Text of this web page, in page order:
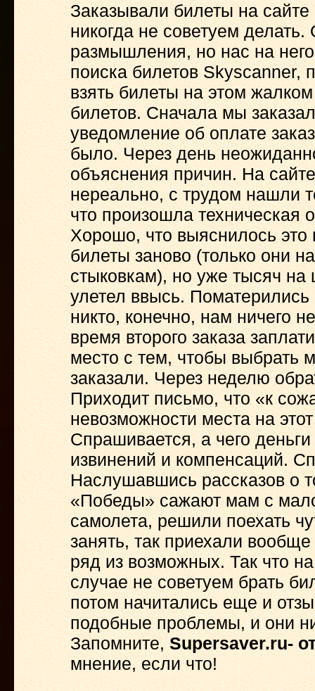
Заказывали билеты на
никогда не советуем
размышления, но нас на
поиска билетов Skyscanner,
взять билеты на этом
билетов. Сначала мы
уведомление об оплате
было. Через день
объяснения причин. На
нереально, с трудом нашли
что произошла техническая
Хорошо, что выяснилось
билеты заново (только они
стыковкам), но уже тысяч на
улетел ввысь.
никто, конечно, нам ничего
время второго заказа
место с тем, чтобы выбрать
заказали. Через неделю
Приходит письмо, что «к
невозможности места на
Спрашивается, а чего
извинений и компенсаций.
Наслушавшись рассказов о
«Победы» сажают мам с
самолета, решили поехать
занять, так приехали
ряд из возможных. Так что
случае не советуем брать
потом начитались еще и
подобные проблемы, и они
Запомните, Supersaver.ru-
мнение, если что!